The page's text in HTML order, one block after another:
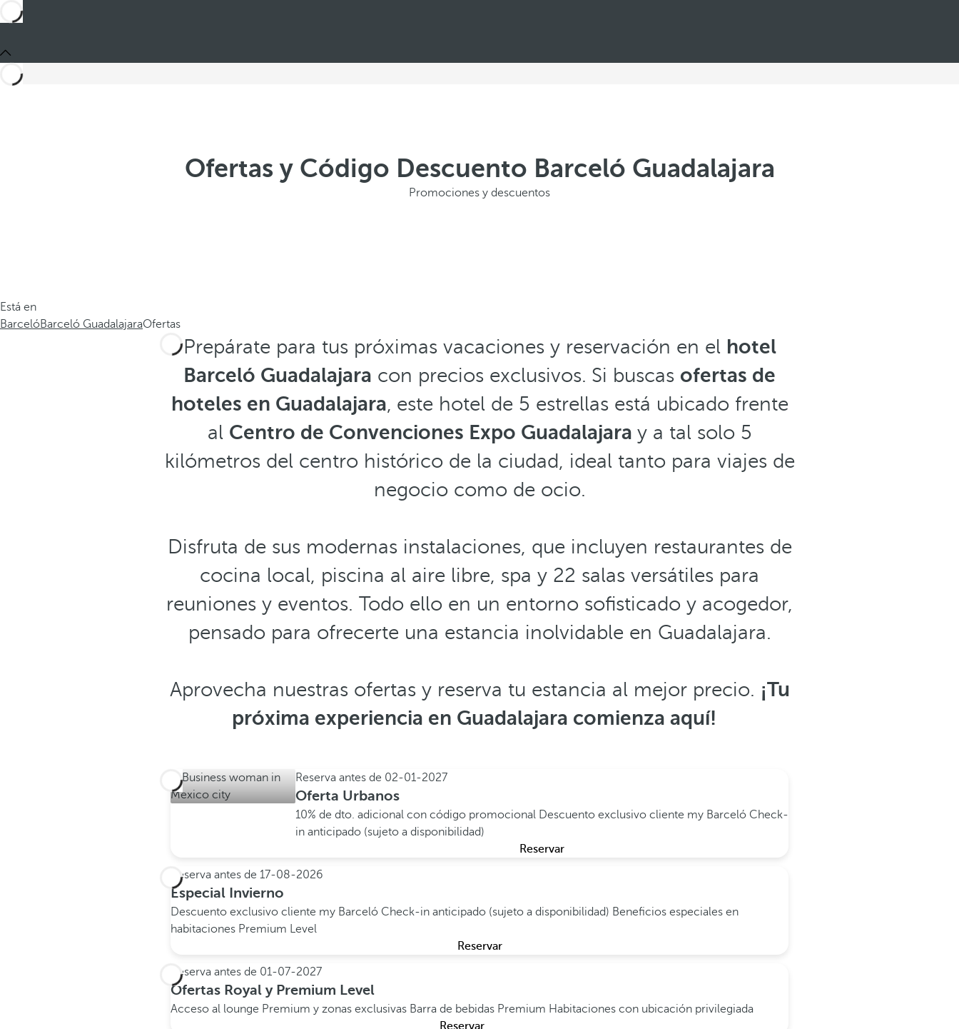
Ofertas y Código Descuento Barceló Guadalajara
Promociones y descuentos
Está en
BarcelóBarceló GuadalajaraOfertas
Prepárate para tus próximas vacaciones y reservación en el hotel
Barceló Guadalajara con precios exclusivos. Si buscas ofertas de
hoteles en Guadalajara, este hotel de 5 estrellas está ubicado frente
al Centro de Convenciones Expo Guadalajara y a tal solo 5
kilómetros del centro histórico de la ciudad, ideal tanto para viajes de
negocio como de ocio.
Disfruta de sus modernas instalaciones, que incluyen restaurantes de
cocina local, piscina al aire libre, spa y 22 salas versátiles para
reuniones y eventos. Todo ello en un entorno sofisticado y acogedor,
pensado para ofrecerte una estancia inolvidable en Guadalajara.
Aprovecha nuestras ofertas y reserva tu estancia al mejor precio. ¡Tu
próxima experiencia en Guadalajara comienza aquí!
Reserva antes de 02-01-2027
Oferta Urbanos
10% de dto. adicional con código promocional Descuento exclusivo cliente my Barceló Check-
in anticipado (sujeto a disponibilidad)
Reservar
Reserva antes de 17-08-2026
Especial Invierno
Descuento exclusivo cliente my Barceló Check-in anticipado (sujeto a disponibilidad) Beneficios especiales en
habitaciones Premium Level
Reservar
Reserva antes de 01-07-2027
Ofertas Royal y Premium Level
Acceso al lounge Premium y zonas exclusivas Barra de bebidas Premium Habitaciones con ubicación privilegiada
Reservar